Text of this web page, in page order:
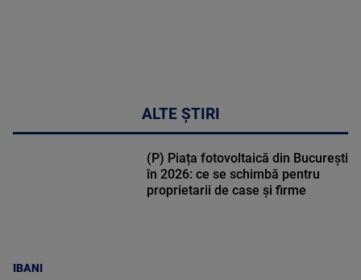
ALTE ȘTIRI
IBANI
(P) Piața fotovoltaică din București
în 2026: ce se schimbă pentru
proprietarii de case și firme